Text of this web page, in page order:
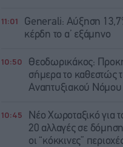
11:01
Generali: Αύξηση
κέρδη το α’ εξάμηνο
10:50
Θεοδωρικάκος:
σήμερα το καθεστώς
Αναπτυξιακού Νόμου
10:45
Νέο Χωροταξικό για
20 αλλαγές σε
οι “κόκκινες”